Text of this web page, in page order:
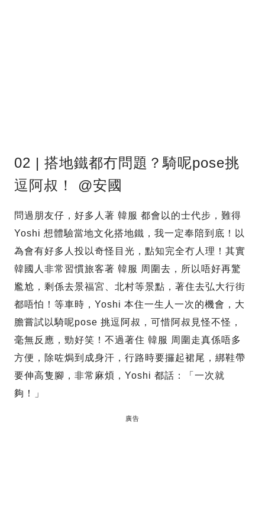
02 | 搭地鐵都冇問題？騎呢pose挑
逗阿叔！ @安國
問過朋友仔，好多人著 韓服 都會以的士代步，難得
Yoshi 想體驗當地文化搭地鐵，我一定奉陪到底！以
為會有好多人投以奇怪目光，點知完全冇人理！其實
韓國人非常習慣旅客著 韓服 周圍去，所以唔好再驚
尷尬，剩係去景福宮、北村等景點，著住去弘大行街
都唔怕！等車時，Yoshi 本住一生人一次的機會，大
膽嘗試以騎呢pose 挑逗阿叔，可惜阿叔見怪不怪，
毫無反應，勁好笑！不過著住 韓服 周圍走真係唔多
方便，除咗焗到成身汗，行路時要攞起裙尾，綁鞋帶
要伸高隻腳，非常麻煩，Yoshi 都話：「一次就
夠！」
廣告